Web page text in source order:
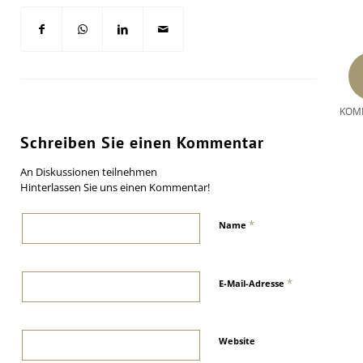
Schreiben Sie einen Kommentar
An Diskussionen teilnehmen
Hinterlassen Sie uns einen Kommentar!
Name *
E-Mail-Adresse *
Website